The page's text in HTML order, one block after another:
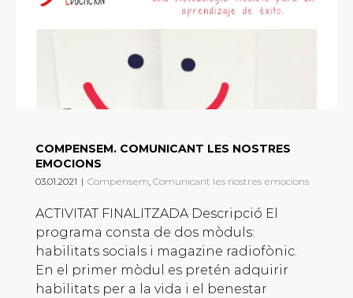
COMPENSEM. COMUNICANT LES NOSTRES
EMOCIONS
03.01.2021 | Compensem, Comunicant les nostres emocions
ACTIVITAT FINALITZADA Descripció El
programa consta de dos mòduls:
habilitats socials i magazine radiofònic.
En el primer mòdul es pretén adquirir
habilitats per a la vida i el benestar